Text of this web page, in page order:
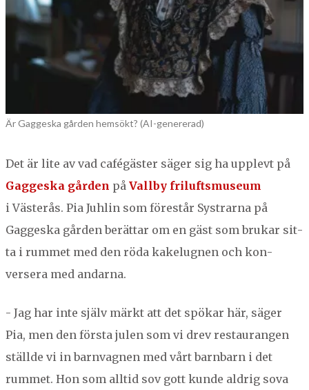
Är Gaggeska gården hemsökt? (AI-genererad)
Det är lite av vad cafégäster säger sig ha upplevt på
Gagges­ka går­den på Vall­by friluftsmu­se­um
i Västerås. Pia Juh­lin som förestår Sys­trar­na på
Gagges­ka går­den berät­tar om en gäst som brukar sit­
ta i rum­met med den röda kakel­ug­nen och kon­
versera med andarna.
- Jag har inte själv märkt att det spökar här, säger
Pia, men den förs­ta julen som vi drev restau­rangen
ställde vi in barn­vagnen med vårt barn­barn i det
rum­met. Hon som alltid sov gott kunde aldrig sova